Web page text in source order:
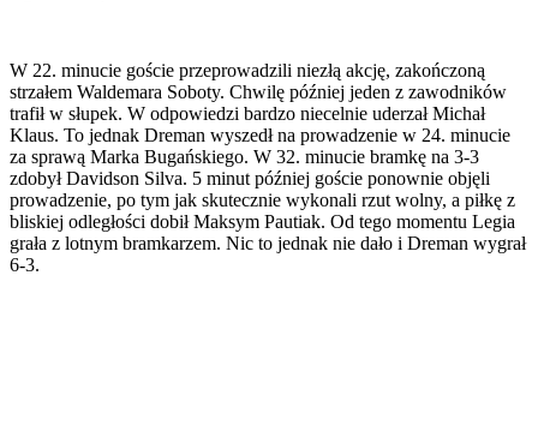
W 22. minucie goście przeprowadzili niezłą akcję, zakończoną
strzałem Waldemara Soboty. Chwilę później jeden z zawodników
trafił w słupek. W odpowiedzi bardzo niecelnie uderzał Michał
Klaus. To jednak Dreman wyszedł na prowadzenie w 24. minucie
za sprawą Marka Bugańskiego. W 32. minucie bramkę na 3-3
zdobył Davidson Silva. 5 minut później goście ponownie objęli
prowadzenie, po tym jak skutecznie wykonali rzut wolny, a piłkę z
bliskiej odległości dobił Maksym Pautiak. Od tego momentu Legia
grała z lotnym bramkarzem. Nic to jednak nie dało i Dreman wygrał
6-3.